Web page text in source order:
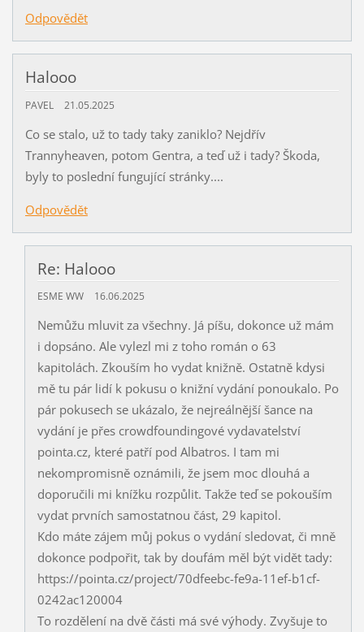
Odpovědět
Halooo
PAVEL 21.05.2025
Co se stalo, už to tady taky zaniklo? Nejdřív
Trannyheaven, potom Gentra, a teď už i tady? Škoda,
byly to poslední fungující stránky....
Odpovědět
Re: Halooo
ESME WW 16.06.2025
Nemůžu mluvit za všechny. Já píšu, dokonce už mám
i dopsáno. Ale vylezl mi z toho román o 63
kapitolách. Zkouším ho vydat knižně. Ostatně kdysi
mě tu pár lidí k pokusu o knižní vydání ponoukalo. Po
pár pokusech se ukázalo, že nejreálnější šance na
vydání je přes crowdfoundingové vydavatelství
pointa.cz, které patří pod Albatros. I tam mi
nekompromisně oznámili, že jsem moc dlouhá a
doporučili mi knížku rozpůlit. Takže teď se pokouším
vydat prvních samostatnou část, 29 kapitol.
Kdo máte zájem můj pokus o vydání sledovat, či mně
dokonce podpořit, tak by doufám měl být vidět tady:
https://pointa.cz/project/70dfeebc-fe9a-11ef-b1cf-
0242ac120004
To rozdělení na dvě části má své výhody. Zvyšuje to